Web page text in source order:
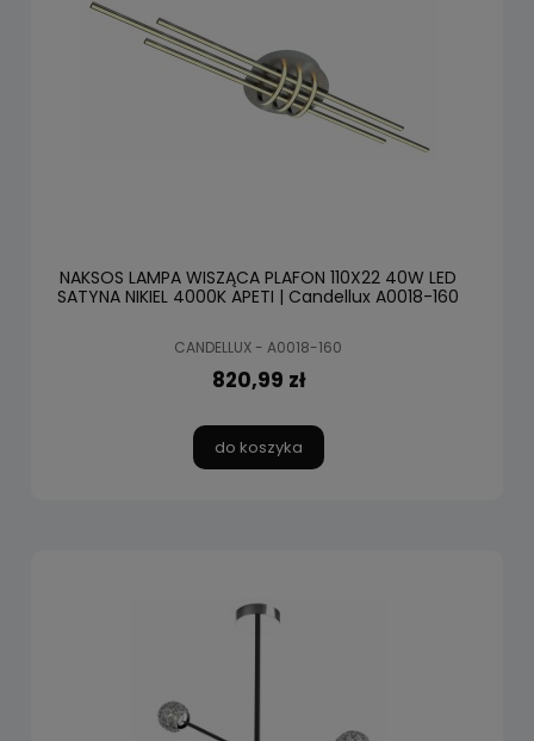
NAKSOS LAMPA WISZĄCA PLAFON 110X22 40W LED
SATYNA NIKIEL 4000K APETI | Candellux A0018-160
CANDELLUX - A0018-160
820,99 zł
do koszyka